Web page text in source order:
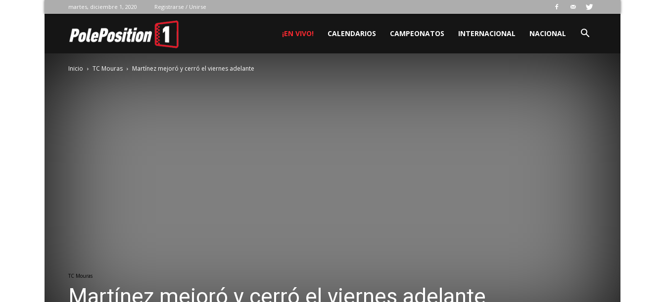
martes, diciembre 1, 2020 Registrarse / Unirse
Position
¡EN VIVO! CALENDARIOS CAMPEONATOS INTERNACIONAL NACIONAL
Inicio TC Mouras Martínez mejoró y cerró el viernes adelante
TC Mouras
Martínez mejoró y cerró el viernes adelante